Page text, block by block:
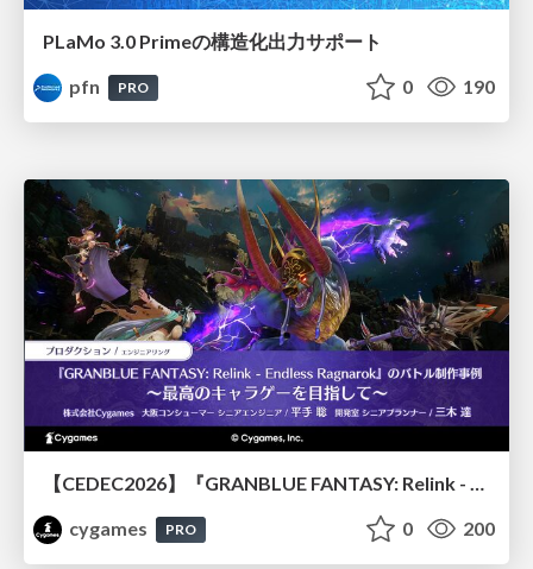
PLaMo 3.0 Primeの構造化出力サポート
pfn
PRO 0 190
【CEDEC2026】『GRANBLUE FANTASY: Relink - Endless Ragnarok』のバトル制作事例 ～最高のキャラゲーを目指して～
cygames
PRO 0 200